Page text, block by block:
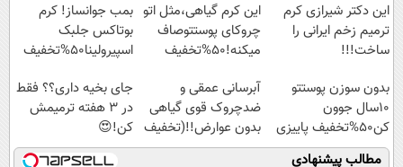
این دکتر شیرازی کرم
ترمیم زخم ایرانی را
ساخت!!!
این کرم گیاهی،مثل اتو
چروکای پوستتوصاف
میکنه!50%تخفیف
بمب جوانساز! کرم
بوتاکس جلبک
اسپیرولینا50%تخفیف
بدون سوزن پوستتو
10سال جوون
کن50%تخفیف پاییزی
آبرسانی عمقی و
ضدچروک قوی گیاهی
بدون عوارض!!(تخفیف
تا امشب)
جای بخیه داری؟؟ فقط
در 3 هفته ترمیمش
کن!😍
مطالب پیشنهادی